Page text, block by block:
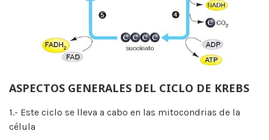
ASPECTOS GENERALES DEL CICLO DE KREBS
1.- Este ciclo se lleva a cabo en las mitocondrias de la
célula